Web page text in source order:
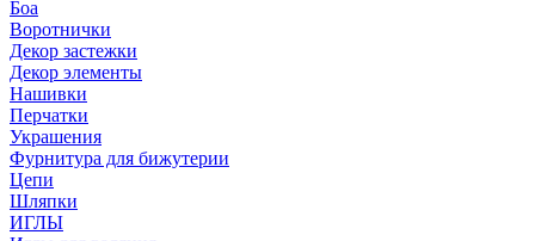
Боа
Воротнички
Декор застежки
Декор элементы
Нашивки
Перчатки
Украшения
Фурнитура для бижутерии
Цепи
Шляпки
ИГЛЫ